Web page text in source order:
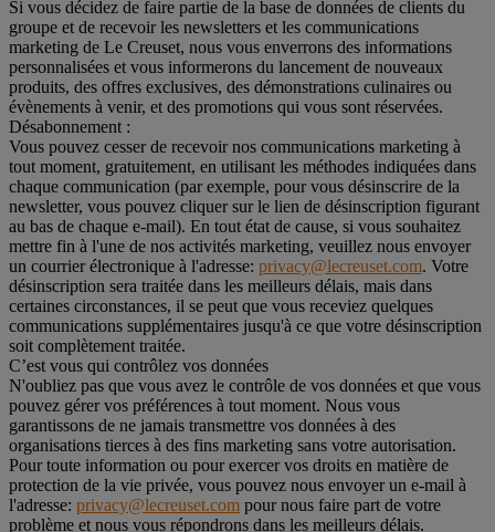
Si vous décidez de faire partie de la base de données de clients du
groupe et de recevoir les newsletters et les communications
marketing de Le Creuset, nous vous enverrons des informations
personnalisées et vous informerons du lancement de nouveaux
produits, des offres exclusives, des démonstrations culinaires ou
évènements à venir, et des promotions qui vous sont réservées.
Désabonnement :
Vous pouvez cesser de recevoir nos communications marketing à
tout moment, gratuitement, en utilisant les méthodes indiquées dans
chaque communication (par exemple, pour vous désinscrire de la
newsletter, vous pouvez cliquer sur le lien de désinscription figurant
au bas de chaque e-mail). En tout état de cause, si vous souhaitez
mettre fin à l'une de nos activités marketing, veuillez nous envoyer
un courrier électronique à l'adresse: privacy@lecreuset.com. Votre
désinscription sera traitée dans les meilleurs délais, mais dans
certaines circonstances, il se peut que vous receviez quelques
communications supplémentaires jusqu'à ce que votre désinscription
soit complètement traitée.
C’est vous qui contrôlez vos données
N'oubliez pas que vous avez le contrôle de vos données et que vous
pouvez gérer vos préférences à tout moment. Nous vous
garantissons de ne jamais transmettre vos données à des
organisations tierces à des fins marketing sans votre autorisation.
Pour toute information ou pour exercer vos droits en matière de
protection de la vie privée, vous pouvez nous envoyer un e-mail à
l'adresse: privacy@lecreuset.com pour nous faire part de votre
problème et nous vous répondrons dans les meilleurs délais.